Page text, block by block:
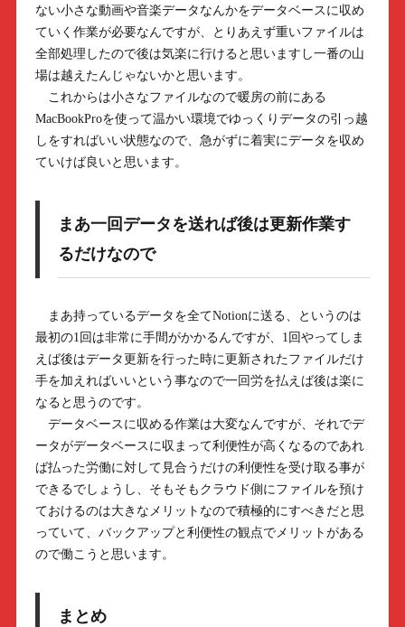
ない小さな動画や音楽データなんかをデータベースに収め
ていく作業が必要なんですが、とりあえず重いファイルは
全部処理したので後は気楽に行けると思いますし一番の山
場は越えたんじゃないかと思います。
これからは小さなファイルなので暖房の前にある
MacBookProを使って温かい環境でゆっくりデータの引っ越
しをすればいい状態なので、急がずに着実にデータを収め
ていけば良いと思います。
まあ一回データを送れば後は更新作業す
るだけなので
まあ持っているデータを全てNotionに送る、というのは
最初の1回は非常に手間がかかるんですが、1回やってしま
えば後はデータ更新を行った時に更新されたファイルだけ
手を加えればいいという事なので一回労を払えば後は楽に
なると思うのです。
データベースに収める作業は大変なんですが、それでデ
ータがデータベースに収まって利便性が高くなるのであれ
ば払った労働に対して見合うだけの利便性を受け取る事が
できるでしょうし、そもそもクラウド側にファイルを預け
ておけるのは大きなメリットなので積極的にすべきだと思
っていて、バックアップと利便性の観点でメリットがある
ので働こうと思います。
まとめ